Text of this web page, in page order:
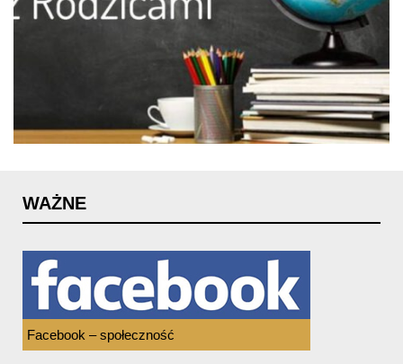
WAŻNE
Facebook – społeczność